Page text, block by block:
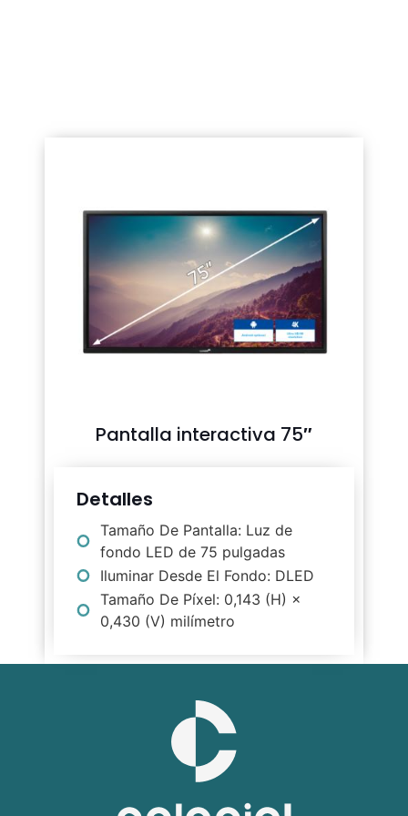
Pantalla interactiva 75″
Detalles
Tamaño De Pantalla: Luz de
fondo LED de 75 pulgadas
Iluminar Desde El Fondo: DLED
Tamaño De Píxel: 0,143 (H) ×
0,430 (V) milímetro